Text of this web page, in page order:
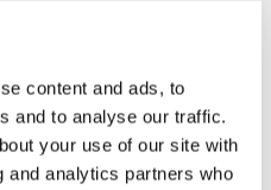
content and ads, to
and to analyse our traffic.
your use of our site with
and analytics partners who
i smukke